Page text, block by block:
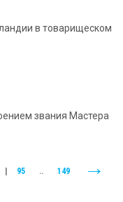
в товарищеском
звания Мастера
95 .. 149